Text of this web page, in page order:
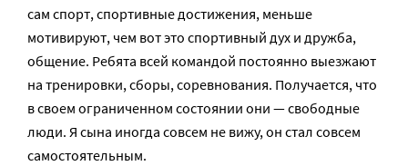
сам спорт, спортивные достижения, меньше
мотивируют, чем вот это спортивный дух и дружба,
общение. Ребята всей командой постоянно выезжают
на тренировки, сборы, соревнования. Получается, что
в своем ограниченном состоянии они — свободные
люди. Я сына иногда совсем не вижу, он стал совсем
самостоятельным.